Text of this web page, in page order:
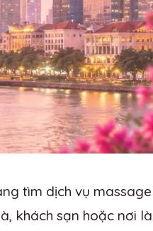
tìm dịch vụ
khách sạn hoặc nơi